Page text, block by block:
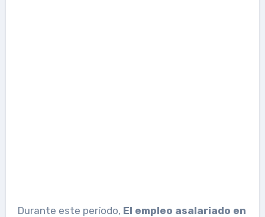
Durante este período, El empleo asalariado en